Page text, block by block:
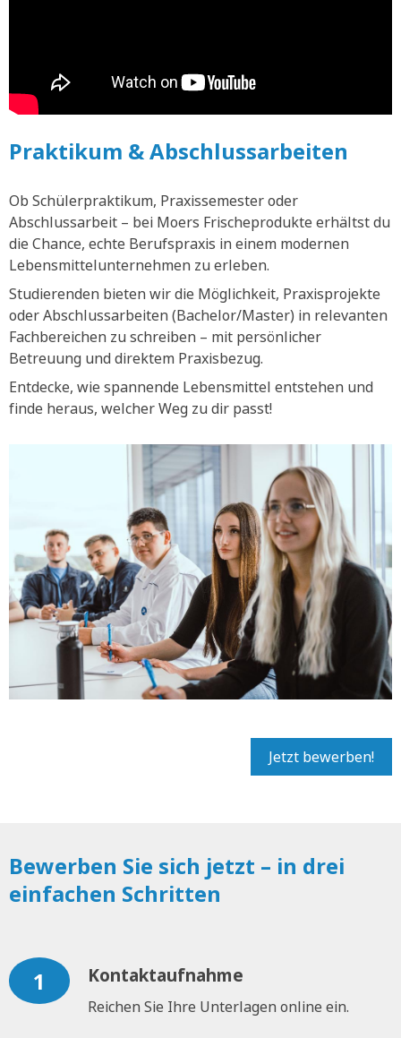
Praktikum & Abschlussarbeiten
Ob Schülerpraktikum, Praxissemester oder
Abschlussarbeit – bei Moers Frischeprodukte erhältst du
die Chance, echte Berufspraxis in einem modernen
Lebensmittelunternehmen zu erleben.
Studierenden bieten wir die Möglichkeit, Praxisprojekte
oder Abschlussarbeiten (Bachelor/Master) in relevanten
Fachbereichen zu schreiben – mit persönlicher
Betreuung und direktem Praxisbezug.
Entdecke, wie spannende Lebensmittel entstehen und
finde heraus, welcher Weg zu dir passt!
Jetzt bewerben!
Bewerben Sie sich jetzt – in drei
einfachen Schritten
1 Kontaktaufnahme
Reichen Sie Ihre Unterlagen online ein.